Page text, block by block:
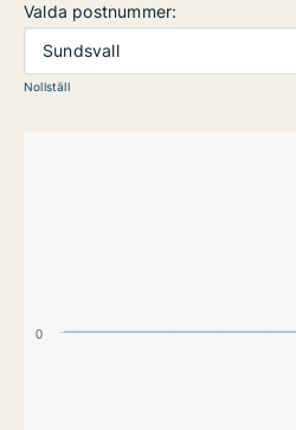
Valda postnummer:
Sundsvall
Nollställ
0